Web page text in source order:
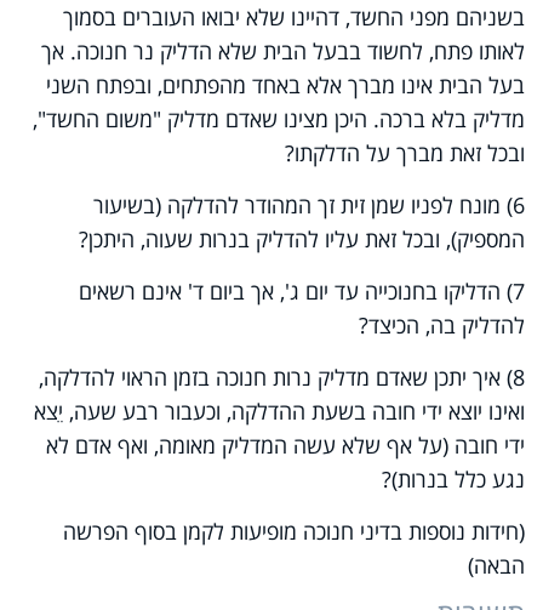
בשניהם מפני החשד, דהיינו שלא יבואו העוברים בסמוך
לאותו פתח, לחשוד בבעל הבית שלא הדליק נר חנוכה. אך
בעל הבית אינו מברך אלא באחד מהפתחים, ובפתח השני
מדליק בלא ברכה. היכן מצינו שאדם מדליק "משום החשד",
ובכל זאת מברך על הדלקתו?
6) מונח לפניו שמן זית זך המהודר להדלקה (בשיעור
המספיק), ובכל זאת עליו להדליק בנרות שעוה, היתכן?
7) הדליקו בחנוכייה עד יום ג', אך ביום ד' אינם רשאים
להדליק בה, הכיצד?
8) איך יתכן שאדם מדליק נרות חנוכה בזמן הראוי להדלקה,
ואינו יוצא ידי חובה בשעת ההדלקה, וכעבור רבע שעה, יֵצא
ידי חובה (על אף שלא עשה המדליק מאומה, ואף אדם לא
נגע כלל בנרות)?
(חידות נוספות בדיני חנוכה מופיעות לקמן בסוף הפרשה
הבאה)